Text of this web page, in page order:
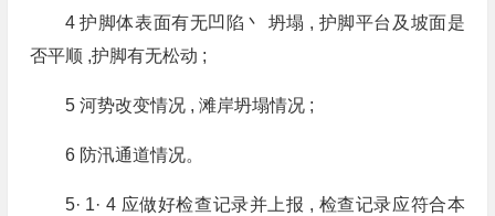
4 护脚体表面有无凹陷丶 坍塌 , 护脚平台及坡面是
否平顺 ,护脚有无松动 ;
5 河势改变情况 , 滩岸坍塌情况 ;
6 防汛通道情况。
5· 1· 4 应做好检查记录并上报 , 检查记录应符合本